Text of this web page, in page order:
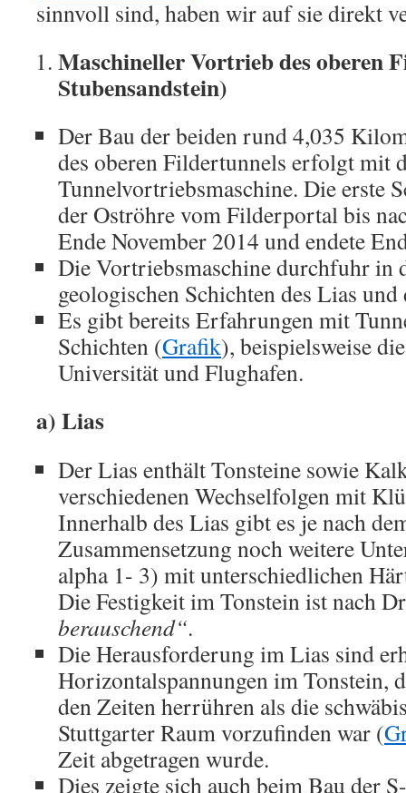
sinnvoll sind, haben wir auf sie direkt
Maschineller Vortrieb des oberen
Stubensandstein)
Der Bau der beiden rund 4,035
des oberen Fildertunnels erfolgt mit
Tunnelvortriebsmaschine. Die erste
der Oströhre vom Filderportal bis
Ende November 2014 und endete
Die Vortriebsmaschine durchfuhr in
geologischen Schichten des Lias und
Es gibt bereits Erfahrungen mit
Schichten (Grafik), beispielsweise
Universität und Flughafen.
a) Lias
Der Lias enthält Tonsteine sowie
verschiedenen Wechselfolgen mit
Innerhalb des Lias gibt es je nach
Zusammensetzung noch weitere
alpha 1- 3) mit unterschiedlichen
Die Festigkeit im Tonstein ist nach
berauschend“.
Die Herausforderung im Lias sind
Horizontalspannungen im Tonstein,
den Zeiten herrühren als die
Stuttgarter Raum vorzufinden war (
Zeit abgetragen wurde.
Dies zeigte sich auch beim Bau der